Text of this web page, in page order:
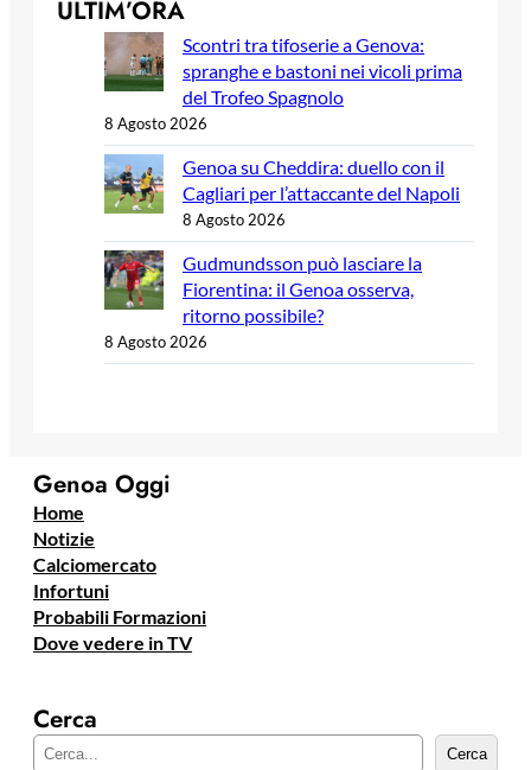
ULTIM’ORA
Scontri tra tifoserie a Genova:
spranghe e bastoni nei vicoli prima
del Trofeo Spagnolo
8 Agosto 2026
Genoa su Cheddira: duello con il
Cagliari per l’attaccante del Napoli
8 Agosto 2026
Gudmundsson può lasciare la
Fiorentina: il Genoa osserva,
ritorno possibile?
8 Agosto 2026
Genoa Oggi
Home
Notizie
Calciomercato
Infortuni
Probabili Formazioni
Dove vedere in TV
Cerca
Cerca